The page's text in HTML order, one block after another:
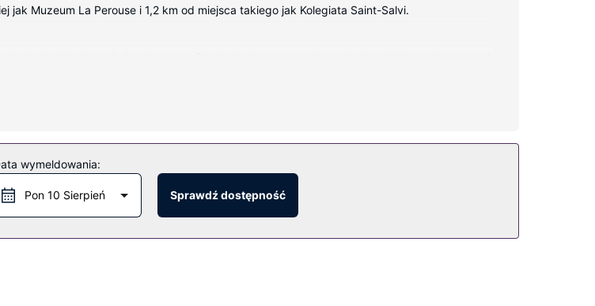
Muzeum La Perouse i 1,2 km od miejsca takiego jak Kolegiata Saint-Salvi.
— wyposażenie: prysznic, bezpłatne przybory toaletowe i suszarki do włosów.
napoje znajdziesz w jednym z lokali: bar/salon klubowy. Śniadanie w formie bufetu
wymeldowania:
Pon 10 Sierpień Sprawdź dostępność